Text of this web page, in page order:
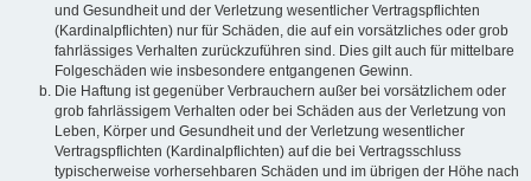
und Gesundheit und der Verletzung wesentlicher Vertragspflichten
(Kardinalpflichten) nur für Schäden, die auf ein vorsätzliches oder grob
fahrlässiges Verhalten zurückzuführen sind. Dies gilt auch für mittelbare
Folgeschäden wie insbesondere entgangenen Gewinn.
Die Haftung ist gegenüber Verbrauchern außer bei vorsätzlichem oder
grob fahrlässigem Verhalten oder bei Schäden aus der Verletzung von
Leben, Körper und Gesundheit und der Verletzung wesentlicher
Vertragspflichten (Kardinalpflichten) auf die bei Vertragsschluss
typischerweise vorhersehbaren Schäden und im übrigen der Höhe nach